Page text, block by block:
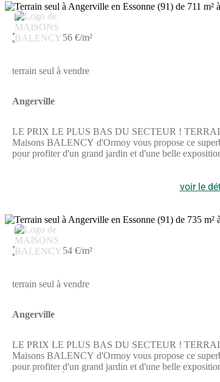
Malesherbes) et leurs grandes zones commerciales,
du secteur. Les gares SNCF à proximité (notamment
39 900 €56 €/m²
terrain seul à vendre
Angerville
LE PRIX LE PLUS BAS DU SECTEUR !
Maisons BALENCY d'Ormoy vous propose ce
pour profiter d'un grand jardin et d'une belle
projet de construction RE2020.Votre projet avec
Que vous soyez primo-accédants ou investisseurs,
d'Ormoy23 chemin de Tournenfils, 91540
voir le
39 900 €54 €/m²
terrain seul à vendre
Angerville
LE PRIX LE PLUS BAS DU SECTEUR !
Maisons BALENCY d'Ormoy vous propose ce
pour profiter d'un grand jardin et d'une belle